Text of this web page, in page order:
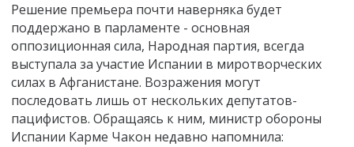
Решение премьера почти наверняка будет
поддержано в парламенте - основная
оппозиционная сила, Народная партия, всегда
выступала за участие Испании в миротворческих
силах в Афганистане. Возражения могут
последовать лишь от нескольких депутатов-
пацифистов. Обращаясь к ним, министр обороны
Испании Карме Чакон недавно напомнила: